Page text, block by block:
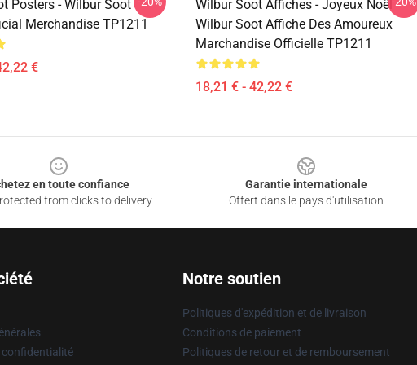
Posters - Wilbur Soot
Merchandise TP1211
€
Wilbur Soot Affiches - Joyeux Noël
Wilbur Soot Affiche Des Amoureux
Marchandise Officielle TP1211
18,21 € - 42,22 €
en toute confiance
from clicks to delivery
Garantie internationale
Offert dans le pays d'utilisation
confidentialité
Notre soutien
Politiques d'expédition et de livraison
Conditions de paiement
Politiques de retour et de remboursement